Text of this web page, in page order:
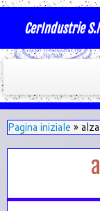
CerIndustrie
Pagina iniziale »